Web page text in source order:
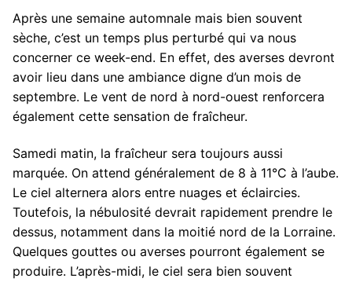
Après une semaine automnale mais bien souvent
sèche, c’est un temps plus perturbé qui va nous
concerner ce week-end. En effet, des averses devront
avoir lieu dans une ambiance digne d’un mois de
septembre. Le vent de nord à nord-ouest renforcera
également cette sensation de fraîcheur.
Samedi matin, la fraîcheur sera toujours aussi
marquée. On attend généralement de 8 à 11°C à l’aube.
Le ciel alternera alors entre nuages et éclaircies.
Toutefois, la nébulosité devrait rapidement prendre le
dessus, notamment dans la moitié nord de la Lorraine.
Quelques gouttes ou averses pourront également se
produire. L’après-midi, le ciel sera bien souvent